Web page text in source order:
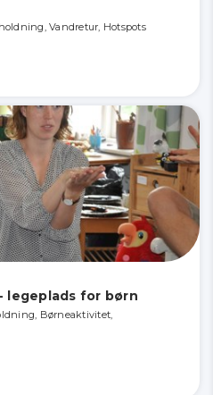
Vandretur, Hotspots
legeplads for børn
Børneaktivitet,